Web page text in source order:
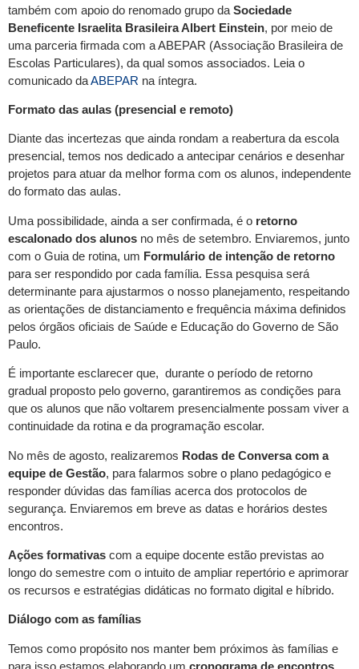
também com apoio do renomado grupo da Sociedade
Beneficente Israelita Brasileira Albert Einstein, por meio de
uma parceria firmada com a ABEPAR (Associação Brasileira de
Escolas Particulares), da qual somos associados. Leia o
comunicado daABEPAR na íntegra.
Formato das aulas (presencial e remoto)
Diante das incertezas que ainda rondam a reabertura da escola
presencial, temos nos dedicado a antecipar cenários e desenhar
projetos para atuar da melhor forma com os alunos, independente
do formato das aulas.
Uma possibilidade, ainda a ser confirmada, é o retorno
escalonado dos alunos no mês de setembro. Enviaremos, junto
com o Guia de rotina, um Formulário de intenção de retorno
para ser respondido por cada família. Essa pesquisa será
determinante para ajustarmos o nosso planejamento, respeitando
as orientações de distanciamento e frequência máxima definidos
pelos órgãos oficiais de Saúde e Educação do Governo de São
Paulo.
É importante esclarecer que, durante o período de retorno
gradual proposto pelo governo, garantiremos as condições para
que os alunos que não voltarem presencialmente possam viver a
continuidade da rotina e da programação escolar.
No mês de agosto, realizaremos Rodas de Conversa com a
equipe de Gestão, para falarmos sobre o plano pedagógico e
responder dúvidas das famílias acerca dos protocolos de
segurança. Enviaremos em breve as datas e horários destes
encontros.
Ações formativas com a equipe docente estão previstas ao
longo do semestre com o intuito de ampliar repertório e aprimorar
os recursos e estratégias didáticas no formato digital e híbrido.
Diálogo com as famílias
Temos como propósito nos manter bem próximos às famílias e
para isso estamos elaborando um cronograma de encontros